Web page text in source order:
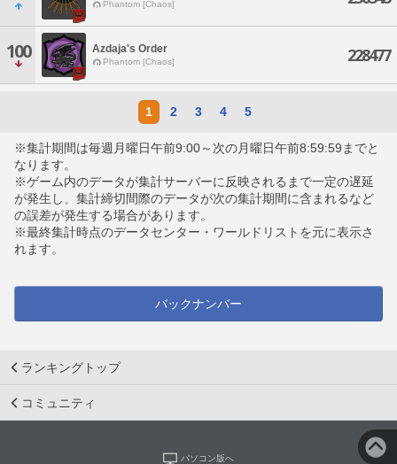
Phantom [Chaos]
100 Azdaja's Order
Phantom [Chaos] 228477
1 2 3 4 5
※集計期間は毎週月曜日午前9:00～次の月曜日午前8:59:59までと
なります。
※ゲーム内のデータが集計サーバーに反映されるまで一定の遅延
が発生し、集計締切間際のデータが次の集計期間に含まれるなど
の誤差が発生する場合があります。
※最終集計時点のデータセンター・ワールドリストを元に表示さ
れます。
バックナンバー
ランキングトップ
コミュニティ
パソコン版へ